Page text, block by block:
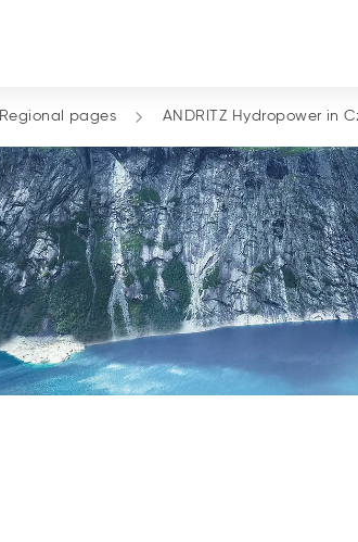
Regional pages ANDRITZ Hydropower in